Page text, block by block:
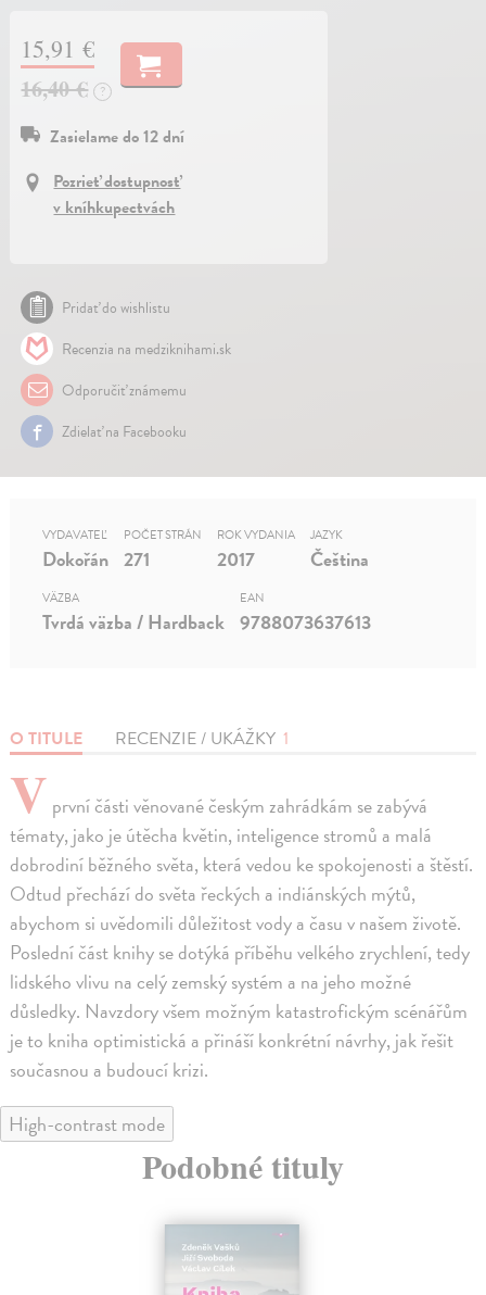
15,91 €
16,40 €
?
Zasielame do 12 dní
Pozrieť dostupnosť
v kníhkupectvách
Pridať do wishlistu
Recenzia na medziknihami.sk
Odporučiť známemu
Zdielať na Facebooku
O TITULE RECENZIE / UKÁŽKY 1
V první části věnované českým zahrádkám se zabývá
tématy, jako je útěcha květin, inteligence stromů a malá
dobrodiní běžného světa, která vedou ke spokojenosti a štěstí.
Odtud přechází do světa řeckých a indiánských mýtů,
abychom si uvědomili důležitost vody a času v našem životě.
Poslední část knihy se dotýká příběhu velkého zrychlení, tedy
lidského vlivu na celý zemský systém a na jeho možné
důsledky. Navzdory všem možným katastrofickým scénářům
je to kniha optimistická a přináší konkrétní návrhy, jak řešit
současnou a budoucí krizi.
VYDAVATEĽ
Dokořán
POČET STRÁN
271
ROK VYDANIA
2017
JAZYK
Čeština
VÄZBA
Tvrdá väzba / Hardback
EAN
9788073637613
High-contrast mode
Podobné tituly